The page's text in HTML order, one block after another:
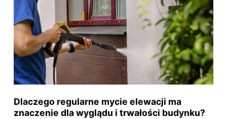
Dlaczego regularne mycie elewacji ma
znaczenie dla wyglądu i trwałości budynku?